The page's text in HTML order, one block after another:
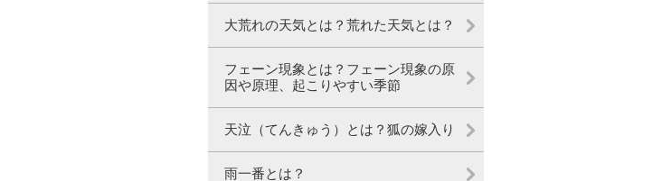
大荒れの天気とは？荒れた天気とは？
フェーン現象とは？フェーン現象の原
因や原理、起こりやすい季節
天泣（てんきゅう）とは？狐の嫁入り
雨一番とは？